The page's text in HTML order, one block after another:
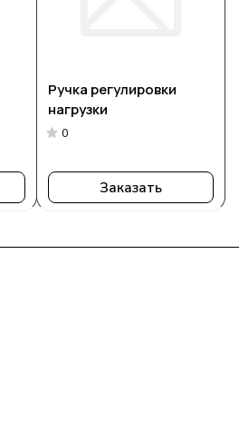
Ручка регулировки
нагрузки
0
Заказать